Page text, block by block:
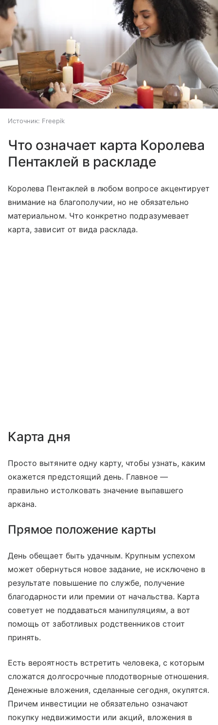
Источник: Freepik
Что означает карта Королева
Пентаклей в раскладе
Королева Пентаклей в любом вопросе акцентирует
внимание на благополучии, но не обязательно
материальном. Что конкретно подразумевает
карта, зависит от вида расклада.
Карта дня
Просто вытяните одну карту, чтобы узнать, каким
окажется предстоящий день. Главное —
правильно истолковать значение выпавшего
аркана.
Прямое положение карты
День обещает быть удачным. Крупным успехом
может обернуться новое задание, не исключено в
результате повышение по службе, получение
благодарности или премии от начальства. Карта
советует не поддаваться манипуляциям, а вот
помощь от заботливых родственников стоит
принять.
Есть вероятность встретить человека, с которым
сложатся долгосрочные плодотворные отношения.
Денежные вложения, сделанные сегодня, окупятся.
Причем инвестиции не обязательно означают
покупку недвижимости или акций, вложения в